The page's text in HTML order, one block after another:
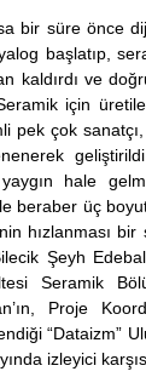
bir süre önce
başlatıp,
kaldırdı ve
için
pek çok
hale
beraber üç
hızlanması bir
Şeyh
Seramik
Proje
“Dataizm”
izleyici